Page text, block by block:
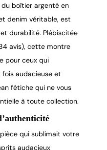
boîtier argenté en
denim véritable, est
durabilité. Plébiscitée
avis), cette montre
pour ceux qui
audacieuse et
fétiche qui ne vous
à toute collection.
qui sublimait votre
audacieux